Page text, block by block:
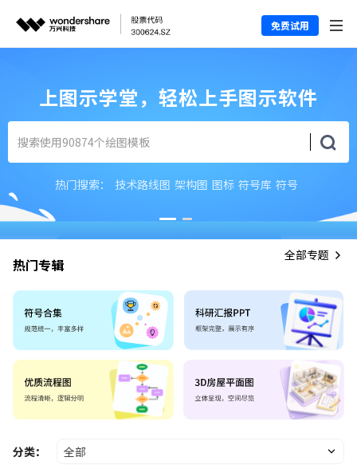
免费试用
上图示学堂，轻松上手图示软件
热门搜索： 技术路线图 架构图 图标 符号库 符号
热门专辑
全部专题
分类： 全部